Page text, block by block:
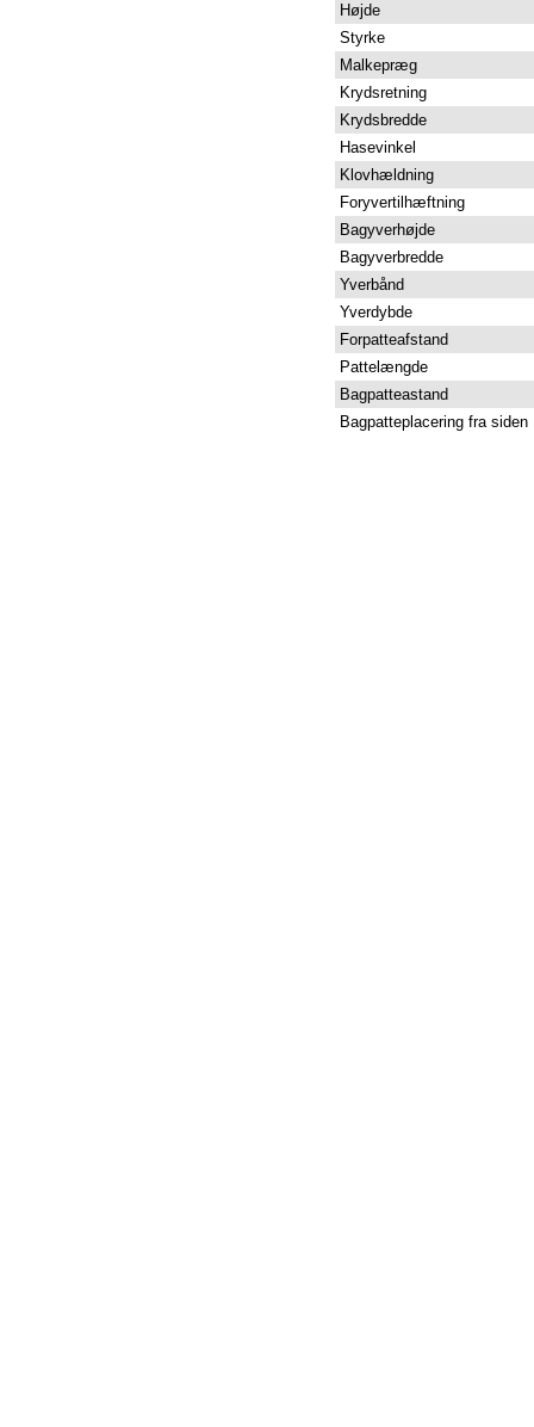
Højde
Styrke
Malkepræg
Krydsretning
Krydsbredde
Hasevinkel
Klovhældning
Foryvertilhæftning
Bagyverhøjde
Bagyverbredde
Yverbånd
Yverdybde
Forpatteafstand
Pattelængde
Bagpatteastand
Bagpatteplacering fra siden